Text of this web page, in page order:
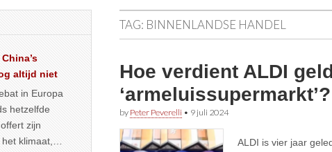
TAG: BINNENLANDSE HANDEL
Hoe verdient ALDI
‘armeluissupermarkt’?
by Peter Peverelli • 9 juli 2024
ALDI is vier jaar
altijd niet
in Europa
hetzelfde
zijn
klimaat,